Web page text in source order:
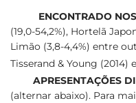
ENCONTRADO
(19,0-54,2%), Hortelã
Limão (3,8-4,4%) entre
Tisserand & Young (2014)
APRESENTAÇÕES
(alternar abaixo). Para